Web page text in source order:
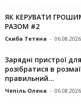
ЯК КЕРУВАТИ
РАЗОМ #2
Скиба Тетяна - 06.08.2026
Зарядні пристрої
розібратися в
правильний...
Чепіль Олена - 06.08.2026